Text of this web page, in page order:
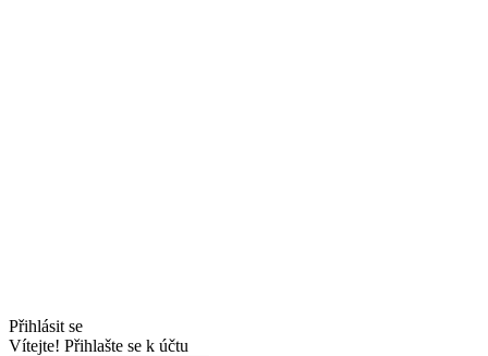
Přihlásit se
Vítejte! Přihlašte se k účtu